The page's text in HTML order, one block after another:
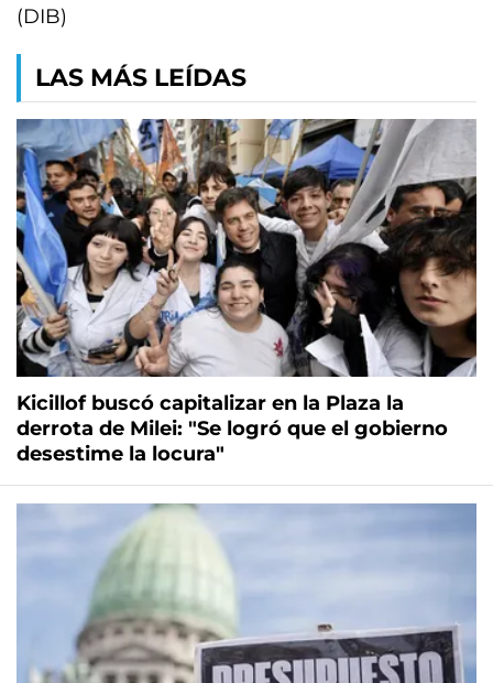
(DIB)
LAS MÁS LEÍDAS
Kicillof buscó capitalizar en la Plaza la
derrota de Milei: "Se logró que el gobierno
desestime la locura"